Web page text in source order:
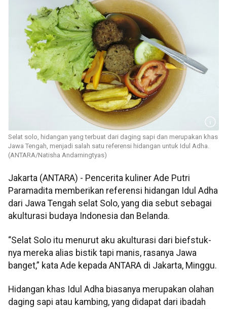
Selat solo, hidangan yang terbuat dari daging sapi dan merupakan khas
Jawa Tengah, menjadi salah satu referensi hidangan untuk Idul Adha.
(ANTARA/Natisha Andarningtyas)
Jakarta (ANTARA) - Pencerita kuliner Ade Putri
Paramadita memberikan referensi hidangan Idul Adha
dari Jawa Tengah selat Solo, yang dia sebut sebagai
akulturasi budaya Indonesia dan Belanda.
“Selat Solo itu menurut aku akulturasi dari biefstuk-
nya mereka alias bistik tapi manis, rasanya Jawa
banget,” kata Ade kepada ANTARA di Jakarta, Minggu.
Hidangan khas Idul Adha biasanya merupakan olahan
daging sapi atau kambing, yang didapat dari ibadah